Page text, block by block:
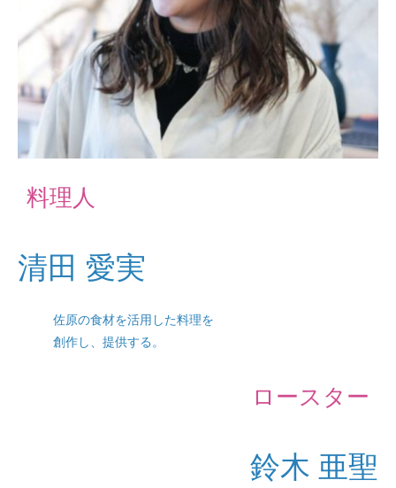
料理人
清田 愛実
佐原の食材を活用した料理を
創作し、提供する。
ロースター
鈴木 亜聖